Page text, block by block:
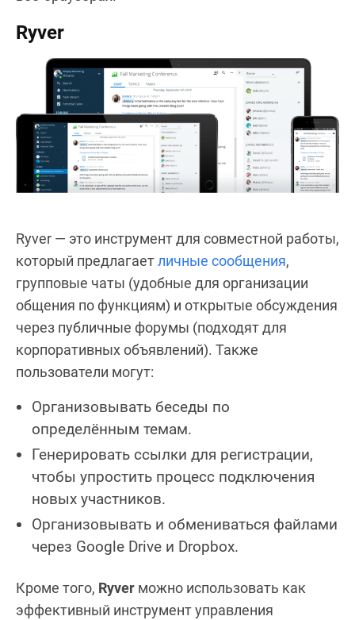
Ryver
Ryver — это инструмент для совместной работы,
который предлагаетличные сообщения,
групповые чаты (удобные для организации
общения по функциям) и открытые обсуждения
через публичные форумы (подходят для
корпоративных объявлений). Также
пользователи могут:
Организовывать беседы по
определённым темам.
Генерировать ссылки для регистрации,
чтобы упростить процесс подключения
новых участников.
Организовывать и обмениваться файлами
через Google Drive и Dropbox.
Кроме того, Ryver можно использовать как
эффективный инструмент управления